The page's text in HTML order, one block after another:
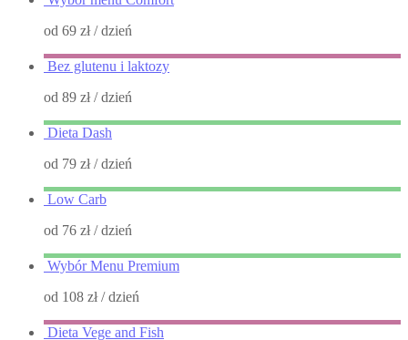
od 69 zł/ dzień
Bez glutenu i laktozy
od 89 zł/ dzień
Dieta Dash
od 79 zł/ dzień
Low Carb
od 76 zł/ dzień
Wybór Menu Premium
od 108 zł/ dzień
Dieta Vege and Fish